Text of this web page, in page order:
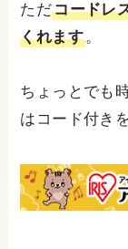
ただコードレ
くれます 。
ちょっとでも
はコード付き